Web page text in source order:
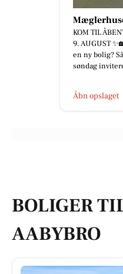
KOM TIL
9. AUGUST
en ny bolig?
søndag
Åbn opslaget
BOLIGER
AABYBRO